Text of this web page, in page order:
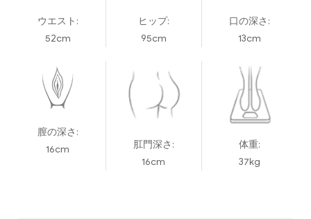
ウエスト:
52cm
ヒップ:
95cm
口の深さ:
13cm
膣の深さ:
16cm
肛門深さ:
16cm
体重:
37kg